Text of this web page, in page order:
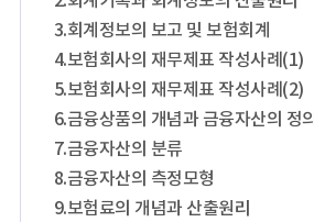
3.회계정보의 보고 및 보험회계
4.보험회사의 재무제표 작성사례(1)
5.보험회사의 재무제표 작성사례(2)
6.금융상품의 개념과 금융자산의 정의
7.금융자산의 분류
8.금융자산의 측정모형
9.보험료의 개념과 산출원리